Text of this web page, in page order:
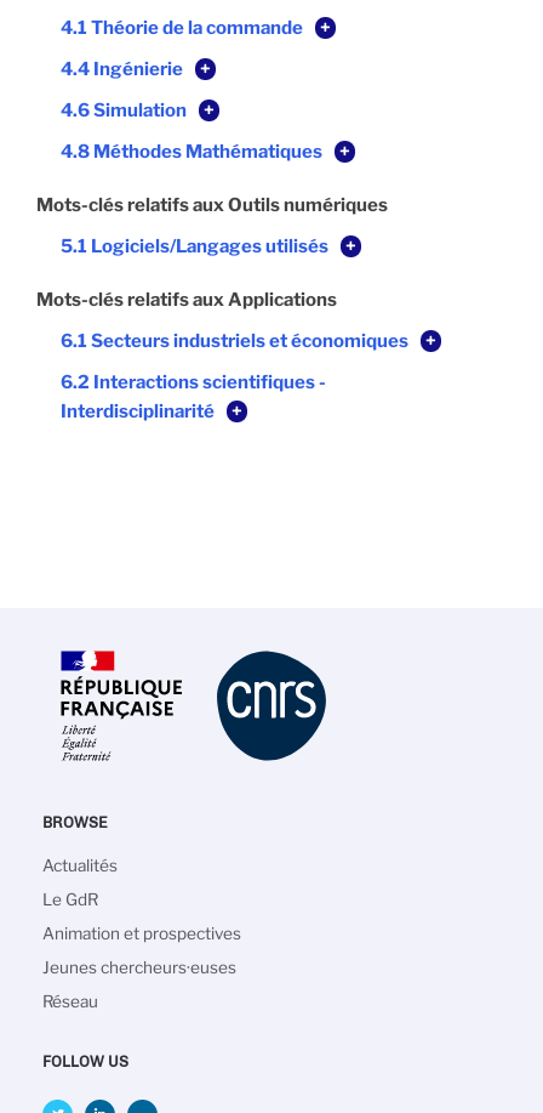
4.1 Théorie de la commande
+
4.4 Ingénierie
+
4.6 Simulation
+
4.8 Méthodes Mathématiques
+
Mots-clés relatifs aux Outils numériques
5.1 Logiciels/Langages utilisés
+
Mots-clés relatifs aux Applications
6.1 Secteurs industriels et économiques
+
6.2 Interactions scientifiques -
Interdisciplinarité
+
BROWSE
Navigation
principale
Actualités
Le GdR
Animation et prospectives
Jeunes chercheurs·euses
Réseau
FOLLOW US